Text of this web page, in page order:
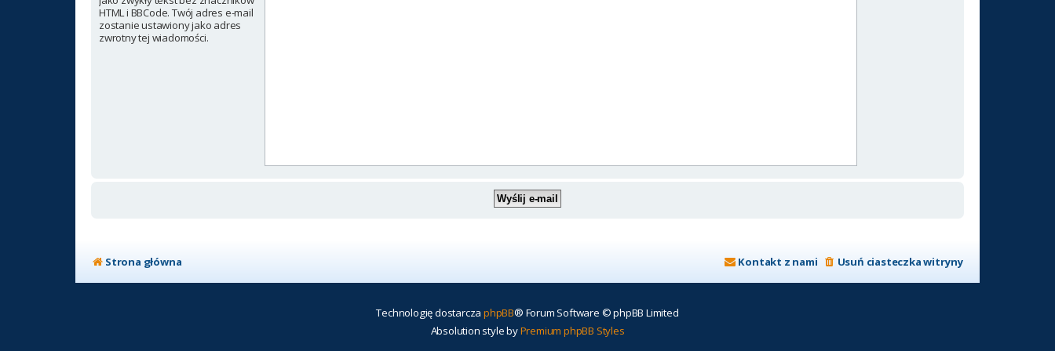
HTML i BBCode. Twój adres e-mail
zostanie ustawiony jako adres
zwrotny tej wiadomości.
Strona główna Usuń ciasteczka witryny
Kontakt z nami
Technologię dostarcza phpBB® Forum Software © phpBB Limited
Absolution style byPremium phpBB Styles